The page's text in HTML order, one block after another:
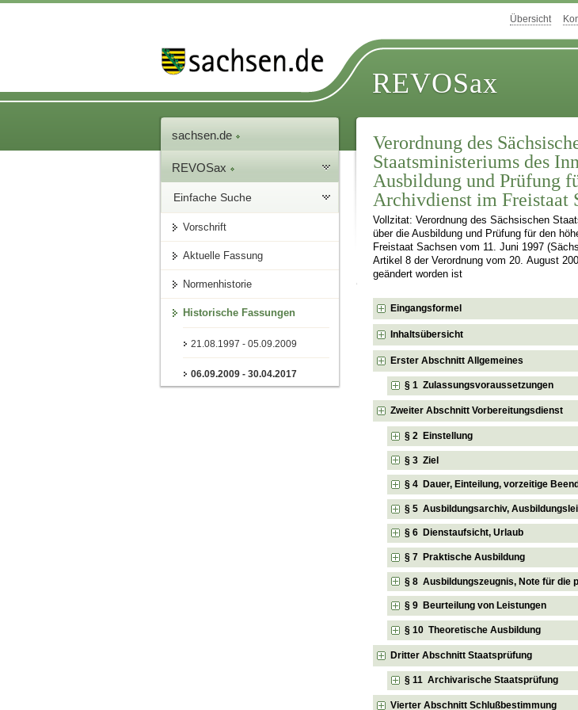
Übersicht
REVOSax
sachsen.de
REVOSax
Einfache Suche
Vorschrift
Aktuelle Fassung
Normenhistorie
Historische Fassungen
21.08.1997 - 05.09.2009
06.09.2009 - 30.04.2017
Verordnung des
Staatsministeriums des
Ausbildung und Prüfung
Archivdienst im Freistaat
Vollzitat: Verordnung des Sächsischen
über die Ausbildung und Prüfung für den
Freistaat Sachsen vom 11. Juni 1997
Artikel 8 der Verordnung vom 20. August
geändert worden ist
Eingangsformel
Inhaltsübersicht
Erster Abschnitt Allgemeines
§ 1 Zulassungsvoraussetzungen
Zweiter Abschnitt Vorbereitungsdienst
§ 2 Einstellung
§ 3 Ziel
§ 4 Dauer, Einteilung, vorzeitige
§ 5 Ausbildungsarchiv,
§ 6 Dienstaufsicht, Urlaub
§ 7 Praktische Ausbildung
§ 8 Ausbildungszeugnis, Note für die
§ 9 Beurteilung von Leistungen
§ 10 Theoretische Ausbildung
Dritter Abschnitt Staatsprüfung
§ 11 Archivarische Staatsprüfung
Vierter Abschnitt Schlußbestimmung